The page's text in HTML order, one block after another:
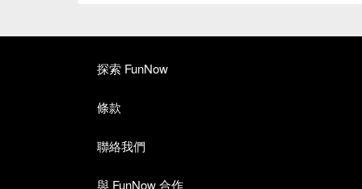
探索 FunNow
條款
聯絡我們
與 FunNow 合作